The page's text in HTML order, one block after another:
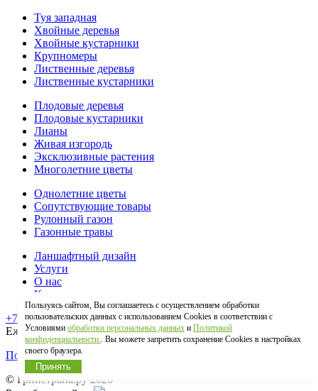
Туя западная
Хвойные деревья
Хвойные кустарники
Крупномеры
Лиственные деревья
Лиственные кустарники
Плодовые деревья
Плодовые кустарники
Лианы
Живая изгородь
Эксклюзивные растения
Многолетние цветы
Однолетние цветы
Сопутствующие товары
Рулонный газон
Газонные травы
Ланшафтный дизайн
Услуги
О нас
Контакты
+7(495)646-07-59
Ежедневно 9:00-19:00
Политика конфиденциальности
© Гринстрана.ру 2026
Пользуясь сайтом, Вы соглашаетесь с осуществлением обработки
пользовательских данных с использованием Cookies в соответствии с
Условиями обработки персональных данных и Политикой
конфиденциальности.. Вы можете запретить сохранение Cookies в настройках
своего браузера.
Принять